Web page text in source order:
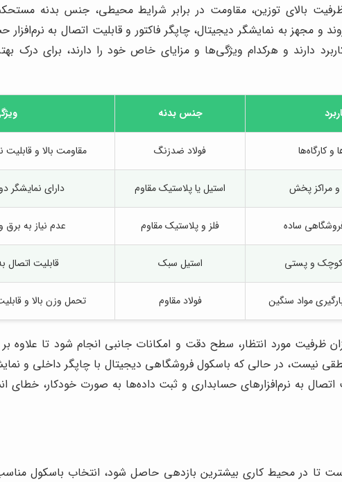
ظرفیت بالای توزین، مقاومت در برابر شرایط محیطی، جنس بدنه
مجهز به نمایشگر دیجیتال، چاپگر فاکتور و قابلیت اتصال به
دارند و هرکدام ویژگی‌ها و مزایای خاص خود را دارند، برای درک
جنس بدنه
و کارگاه‌ها فولاد ضدزنگ مقاومت بالا و
و مراکز پخش استیل یا پلاستیک مقاوم دارای نمایشگر
ساده فلز و پلاستیک مقاوم عدم نیاز به برق
کوچک و پستی استیل سبک قابلیت اتصال
مواد سنگین فولاد مقاوم تحمل وزن بالا و
مورد انتظار، سطح دقت و امکانات جانبی انجام شود تا علاوه بر
نیست، در حالی که باسکول فروشگاهی دیجیتال با چاپگر داخلی و
به نرم‌افزارهای حسابداری و ثبت داده‌ها به صورت خودکار، خطای
تا در محیط کاری بیشترین بازدهی حاصل شود، انتخاب باسکول